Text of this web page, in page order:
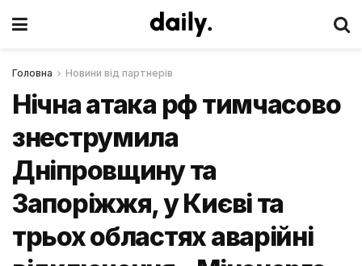
Головна Новини від партнерів
Нічна атака рф тимчасово
знеструмила
Дніпровщину та
Запоріжжя, у Києві та
трьох областях аварійні